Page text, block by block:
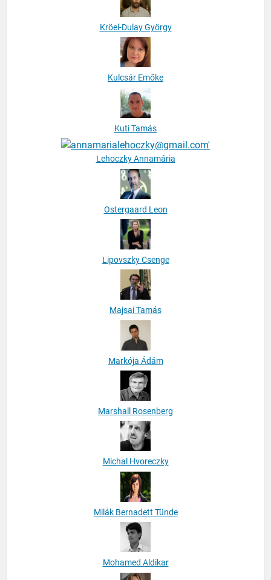
Kröel-Dulay György
Kulcsár Emőke
Kuti Tamás
Lehoczky Annamária
Ostergaard Leon
Lipovszky Csenge
Majsai Tamás
Markója Ádám
Marshall Rosenberg
Michal Hvoreczky
Milák Bernadett Tünde
Mohamed Aldikar